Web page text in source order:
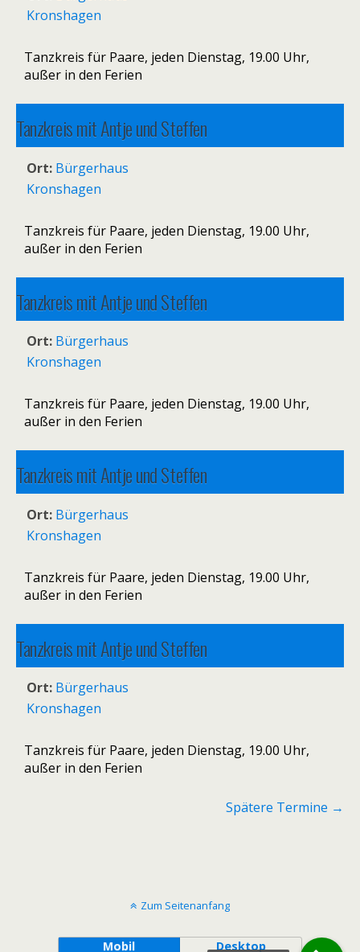
Kronshagen
Tanzkreis für Paare, jeden Dienstag, 19.00 Uhr,
außer in den Ferien
Tanzkreis mit Antje und Steffen
20. Januar 2026 19:00
Ort: Bürgerhaus
Kronshagen
Tanzkreis für Paare, jeden Dienstag, 19.00 Uhr,
außer in den Ferien
Tanzkreis mit Antje und Steffen
27. Januar 2026 19:00
Ort: Bürgerhaus
Kronshagen
Tanzkreis für Paare, jeden Dienstag, 19.00 Uhr,
außer in den Ferien
Tanzkreis mit Antje und Steffen
3. Februar 2026 19:00
Ort: Bürgerhaus
Kronshagen
Tanzkreis für Paare, jeden Dienstag, 19.00 Uhr,
außer in den Ferien
Tanzkreis mit Antje und Steffen
10. Februar 2026 19:00
Ort: Bürgerhaus
Kronshagen
Tanzkreis für Paare, jeden Dienstag, 19.00 Uhr,
außer in den Ferien
Spätere Termine →
Zum Seitenanfang
Mobil Desktop